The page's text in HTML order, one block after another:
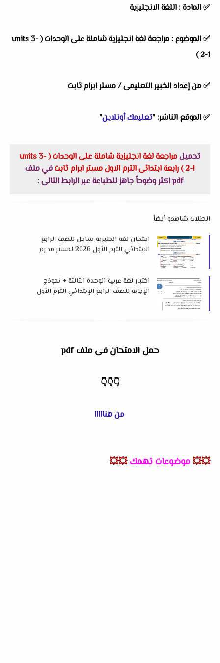
✅ المادة : اللغة الانجليزية
✅ الموضوع : مراجعة لغة انجليزية شاملة على الوحدات ( units 3-
2-1 )
✅ من إعداد الخبير التعليمى / مستر ابرام ثابت
✅ الموقع الناشر: "تعليمك أونلاين"
تحميل
مراجعة لغة انجليزية شاملة على الوحدات ( units 3-
2-1 ) رابعة ابتدائى الترم الاول مستر ابرام ثابت
في ملف
pdf اكثر وضوحاً جاهز للطباعة عبر الرابط التالى :
الطلاب شاهدو أيضاً
امتحان لغة انجليزية شامل للصف الرابع
الابتدائي الترم الأول 2026 لمستر محرم
اختبار لغة عربية الوحدة الثالثة + نموذج
الإجابة للصف الرابع الإبتدائي الترم الأول
حمل الامتحان فى ملف pdf
👇
👇
👇
من هنااااا
💥💥موضوعات تهمك 💥💥